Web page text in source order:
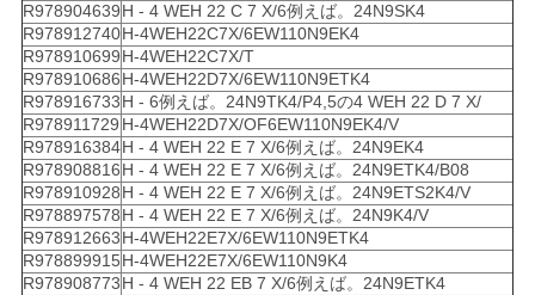
R978904639H - 4 WEH 22 C 7 X/6例えば。24N9SK4
R978912740H-4WEH22C7X/6EW110N9EK4
R978910699H-4WEH22C7X/T
R978910686H-4WEH22D7X/6EW110N9ETK4
R978916733H - 6例えば。24N9TK4/P4,5の4 WEH 22 D 7 X/
R978911729 H-4WEH22D7X/OF6EW110N9EK4/V
R978916384H - 4 WEH 22 E 7 X/6例えば。24N9EK4
R978908816H - 4 WEH 22 E 7 X/6例えば。24N9ETK4/B08
R978910928H - 4 WEH 22 E 7 X/6例えば。24N9ETS2K4/V
R978897578H - 4 WEH 22 E 7 X/6例えば。24N9K4/V
R978912663H-4WEH22E7X/6EW110N9ETK4
R978899915H-4WEH22E7X/6EW110N9K4
R978908773H - 4 WEH 22 EB 7 X/6例えば。24N9ETK4